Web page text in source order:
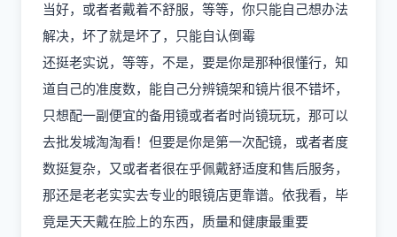
当好，或者者戴着不舒服，等等，你只能自己想办法
解决，坏了就是坏了，只能自认倒霉
还挺老实说，等等，不是，要是你是那种很懂行，知
道自己的准度数，能自己分辨镜架和镜片很不错坏，
只想配一副便宜的备用镜或者者时尚镜玩玩，那可以
去批发城淘淘看！但要是你是第一次配镜，或者者度
数挺复杂，又或者者很在乎佩戴舒适度和售后服务，
那还是老老实实去专业的眼镜店更靠谱。依我看，毕
竟是天天戴在脸上的东西，质量和健康最重要